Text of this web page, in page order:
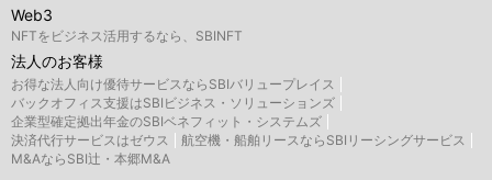
Web3
NFTをビジネス活用するなら、SBINFT
法人のお客様
お得な法人向け優待サービスならSBIバリュープレイス
バックオフィス支援はSBIビジネス・ソリューションズ
企業型確定拠出年金のSBIベネフィット・システムズ
決済代行サービスはゼウス
航空機・船舶リースならSBIリーシングサービス
M&AならSBI辻・本郷M&A